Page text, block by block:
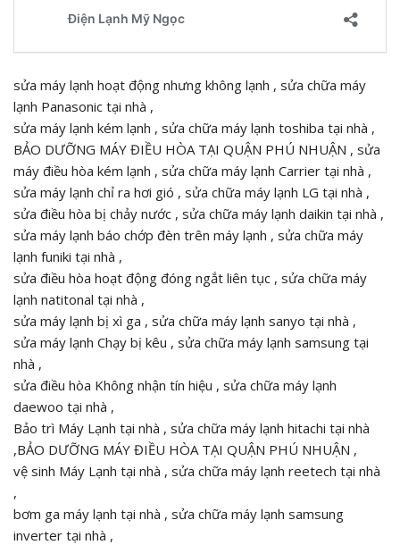
sửa máy lạnh hoạt động nhưng không lạnh , sửa chữa máy
lạnh Panasonic tại nhà ,
sửa máy lạnh kém lạnh , sửa chữa máy lạnh toshiba tại nhà ,
BẢO DƯỠNG MÁY ĐIỀU HÒA TẠI QUẬN PHÚ NHUẬN , sửa
máy điều hòa kém lạnh , sửa chữa máy lạnh Carrier tại nhà ,
sửa máy lạnh chỉ ra hơi gió , sửa chữa máy lạnh LG tại nhà ,
sửa điều hòa bị chảy nước , sửa chữa máy lạnh daikin tại nhà ,
sửa máy lạnh báo chớp đèn trên máy lạnh , sửa chữa máy
lạnh funiki tại nhà ,
sửa điều hòa hoạt động đóng ngắt liên tục , sửa chữa máy
lạnh natitonal tại nhà ,
sửa máy lạnh bị xì ga , sửa chữa máy lạnh sanyo tại nhà ,
sửa máy lạnh Chạy bị kêu , sửa chữa máy lạnh samsung tại
nhà ,
sửa điều hòa Không nhận tín hiệu , sửa chữa máy lạnh
daewoo tại nhà ,
Bảo trì Máy Lạnh tại nhà , sửa chữa máy lạnh hitachi tại nhà
,BẢO DƯỠNG MÁY ĐIỀU HÒA TẠI QUẬN PHÚ NHUẬN ,
vệ sinh Máy Lạnh tại nhà , sửa chữa máy lạnh reetech tại nhà
,
bơm ga máy lạnh tại nhà , sửa chữa máy lạnh samsung
inverter tại nhà ,